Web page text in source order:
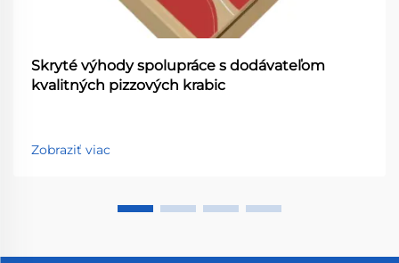
Skryté výhody spolupráce s dodávateľom
kvalitných pizzových krabic
Zobraziť viac